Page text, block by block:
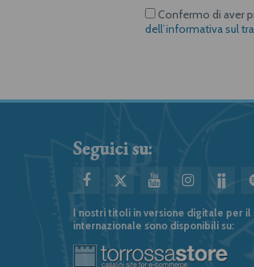
Confermo di aver
dell’informativa sul
Seguici su:
I nostri titoli in versione digitale per il
internazionale sono disponibili su: